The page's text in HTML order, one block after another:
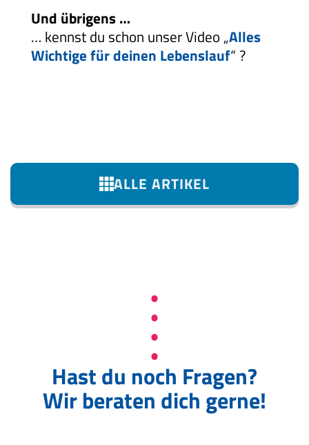
Und übrigens …
… kennst du schon unser Video „Alles
Wichtige für deinen Lebenslauf“ ?
ALLE ARTIKEL
Hast du noch Fragen?
Wir beraten dich gerne!